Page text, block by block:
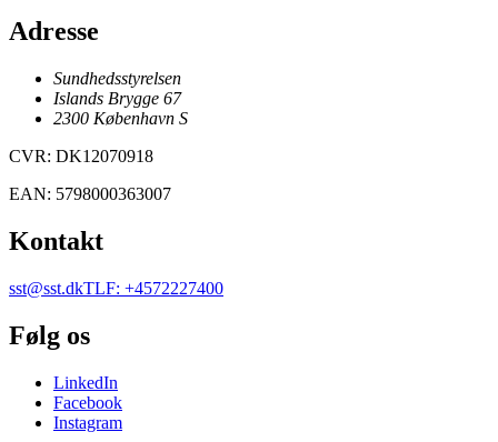
Adresse
Sundhedsstyrelsen
Islands Brygge 67
2300 København S
CVR: DK12070918
EAN: 5798000363007
Kontakt
sst@sst.dkTLF: +4572227400
Følg os
LinkedIn
Facebook
Instagram